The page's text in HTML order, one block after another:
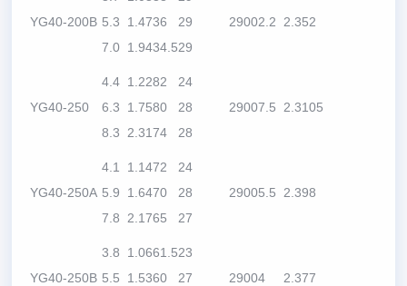
YG40-200B 5.3
7.0
1.47
1.94
36
34.5
29
29
29002.2 2.352
YG40-250
4.4
6.3
8.3
1.22
1.75
2.31
82
80
74
24
28
28
29007.5 2.3105
YG40-250A
4.1
5.9
7.8
1.14
1.64
2.17
72
70
65
24
28
27
29005.5 2.398
YG40-250B
3.8
5.5
1.06
1.53
61.5
60
23
27
29004 2.377